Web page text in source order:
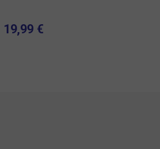
19,99 €